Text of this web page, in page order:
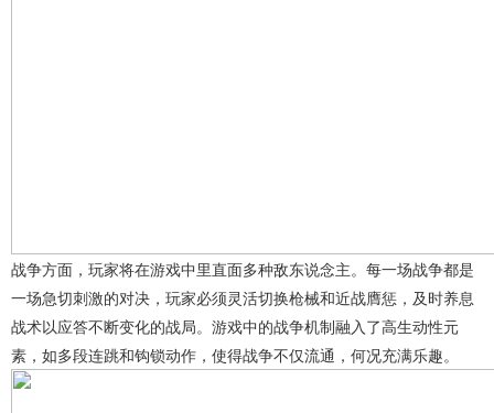
战争方面，玩家将在游戏中里直面多种敌东说念主。每一场战争都是
一场急切刺激的对决，玩家必须灵活切换枪械和近战膺惩，及时养息
战术以应答不断变化的战局。游戏中的战争机制融入了高生动性元
素，如多段连跳和钩锁动作，使得战争不仅流通，何况充满乐趣。